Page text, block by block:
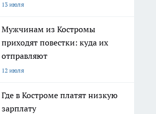
13 июля
Мужчинам из Костромы
приходят повестки: куда их
отправляют
12 июля
Где в Костроме платят низкую
зарплату